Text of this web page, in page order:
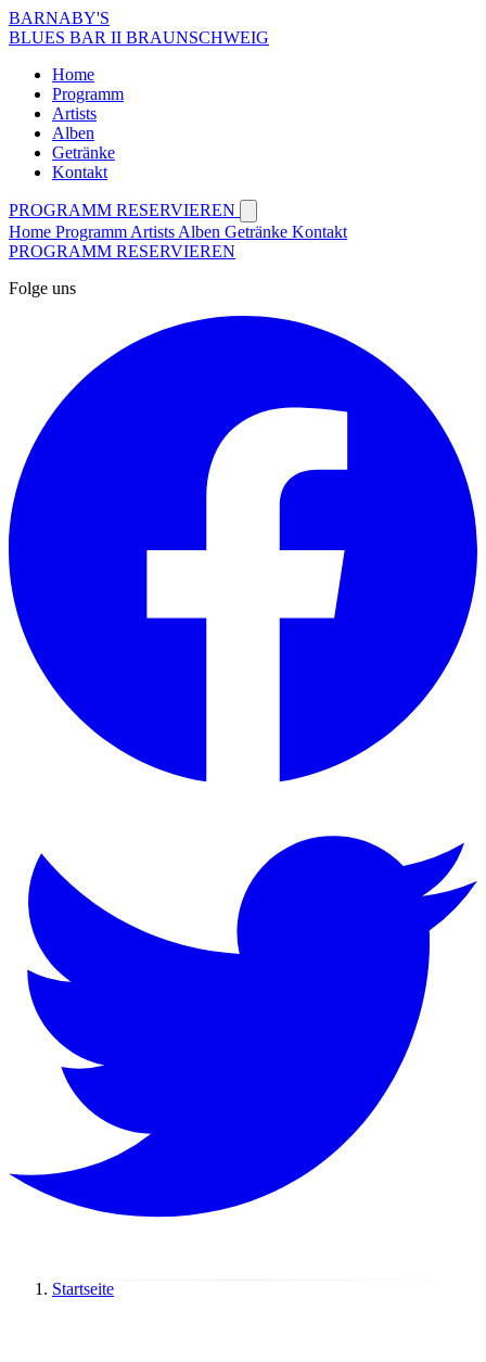
BARNABY'S
BLUES BAR II BRAUNSCHWEIG
Home
Programm
Artists
Alben
Getränke
Kontakt
PROGRAMM RESERVIEREN
Home Programm Artists Alben Getränke Kontakt
PROGRAMM RESERVIEREN
Folge uns
Startseite